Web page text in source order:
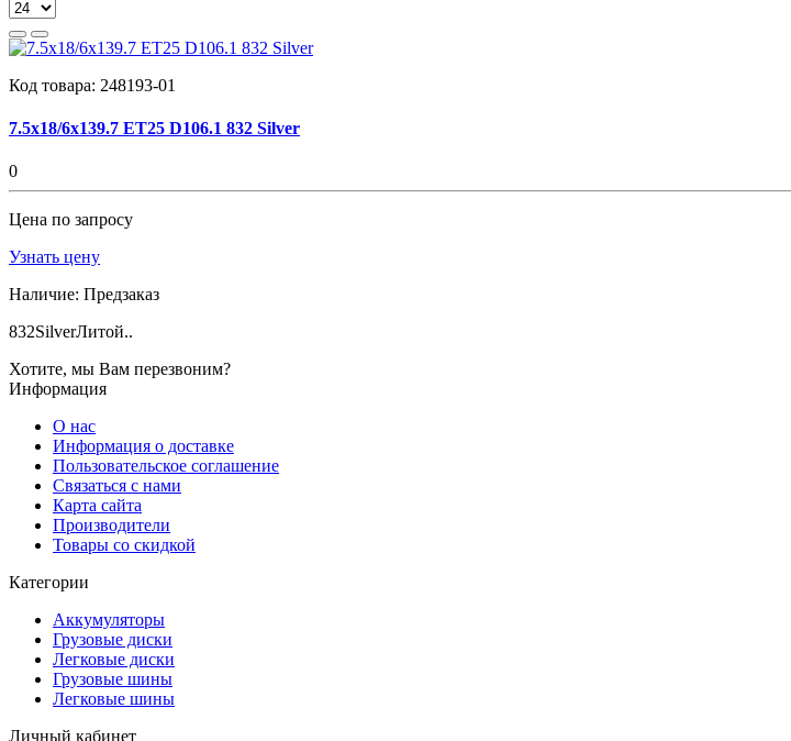
Код товара: 248193-01
7.5x18/6x139.7 ET25 D106.1 832 Silver
0
Цена по запросу
Узнать цену
Наличие: Предзаказ
832SilverЛитой..
Хотите, мы Вам перезвоним?
Информация
О нас
Информация о доставке
Пользовательское соглашение
Связаться с нами
Карта сайта
Производители
Товары со скидкой
Категории
Аккумуляторы
Грузовые диски
Легковые диски
Грузовые шины
Легковые шины
Личный кабинет